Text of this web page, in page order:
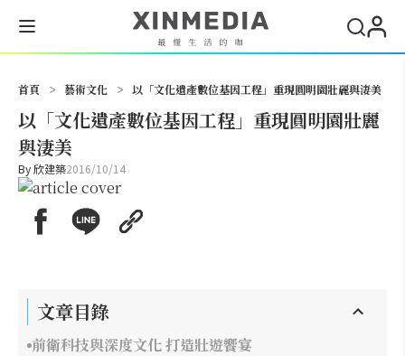
首頁 > 藝術文化 > 以「文化遺產數位基因工程」重現圓明園壯麗與淒美
以「文化遺產數位基因工程」重現圓明園壯麗
與淒美
By欣建築2016/10/14
文章目錄
前衛科技與深度文化 打造壯遊饗宴